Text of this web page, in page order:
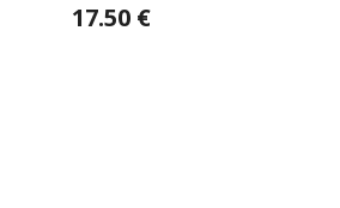
17.50 €